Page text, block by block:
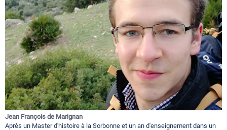
Jean François de Marignan
Après un Master d'histoire à la Sorbonne et un an d'enseignement dans un